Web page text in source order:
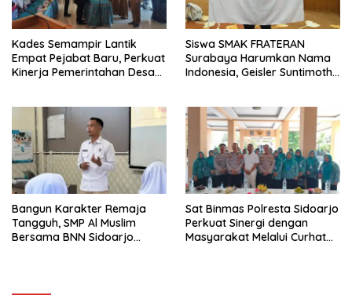
Kades Semampir Lantik
Empat Pejabat Baru, Perkuat
Kinerja Pemerintahan Desa
Siswa SMAK FRATERAN
Surabaya Harumkan Nama
Indonesia, Geisler Suntimothy
Bangun Karakter Remaja
Tangguh, SMP Al Muslim
Bersama BNN Sidoarjo
Sat Binmas Polresta Sidoarjo
Perkuat Sinergi dengan
Masyarakat Melalui Curhat